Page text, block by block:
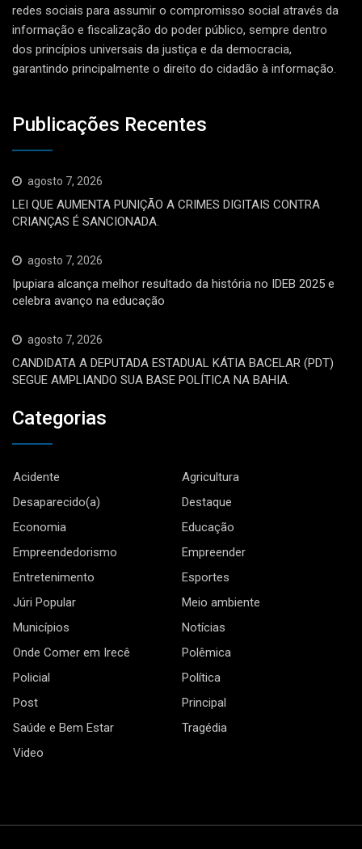
redes sociais para assumir o compromisso social através da
informação e fiscalização do poder público, sempre dentro
dos princípios universais da justiça e da democracia,
garantindo principalmente o direito do cidadão à informação.
Publicações Recentes
agosto 7, 2026
LEI QUE AUMENTA PUNIÇÃO A CRIMES DIGITAIS CONTRA
CRIANÇAS É SANCIONADA.
agosto 7, 2026
Ipupiara alcança melhor resultado da história no IDEB 2025 e
celebra avanço na educação
agosto 7, 2026
CANDIDATA A DEPUTADA ESTADUAL KÁTIA BACELAR (PDT)
SEGUE AMPLIANDO SUA BASE POLÍTICA NA BAHIA.
Categorias
Acidente
Agricultura
Desaparecido(a)
Destaque
Economia
Educação
Empreendedorismo
Empreender
Entretenimento
Esportes
Júri Popular
Meio ambiente
Municípios
Notícias
Onde Comer em Irecê
Polêmica
Policial
Política
Post
Principal
Saúde e Bem Estar
Tragédia
Video